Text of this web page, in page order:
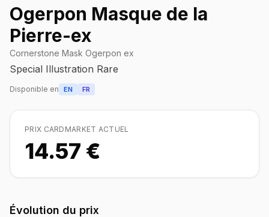
Ogerpon Masque de la
Pierre-ex
Cornerstone Mask Ogerpon ex
Special Illustration Rare
Disponible en EN FR
PRIX CARDMARKET ACTUEL
14.57 €
Évolution du prix